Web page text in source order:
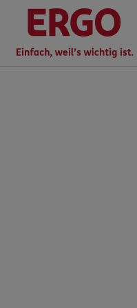
0800 /
Mo–Sa 7–20 Uhr